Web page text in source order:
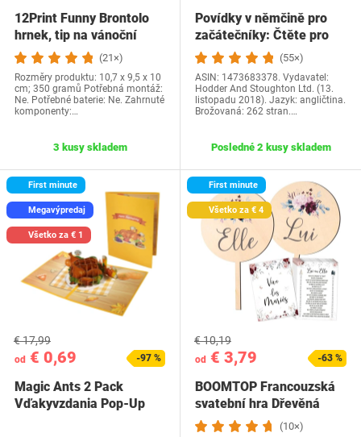
12Print Funny Brontolo
hrnek, tip na vánoční
dárek a…
(21×)
Rozměry produktu: 10,7 x 9,5 x 10
cm; 350 gramů Potřebná montáž:
Ne. Potřebné baterie: Ne. Zahrnuté
komponenty:…
3 kusy skladem
Povídky v němčině pro
začátečníky: Čtěte pro
radost na své…(55×)
ASIN: 1473683378. Vydavatel:
Hodder And Stoughton Ltd. (13.
listopadu 2018). Jazyk: angličtina.
Brožovaná: 262 stran.…
Posledné 2 kusy skladem
First minute
Megavýpredaj
Všetko za € 1
od € 0,69
€ 17,99
-97 %
Magic Ants 2 Pack
Vďakyvzdania Pop-Up
First minute
Všetko za € 4
od € 3,79
€ 10,19
-63 %
BOOMTOP Francouzská
svatební hra Dřevěná
cedulka a kvízové…
(10×)